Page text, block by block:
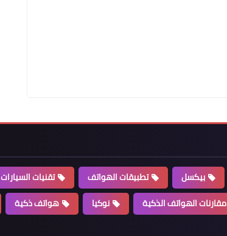
بيكسل تطبيقات الهواتف تقنيات السيارات
مقارنات الهواتف الذكية نوكيا هواتف ذكية